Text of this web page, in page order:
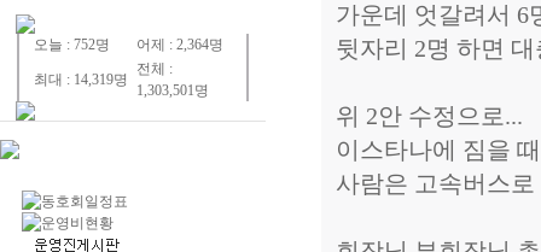
오늘 : 752명 어제 : 2,364명
최대 : 14,319명
전체 :
1,303,501명
가운데 엇갈려서 6
뒷자리 2명 하면
위 2안 수정으로...
이스타나에 짐을
사람은 고속버스